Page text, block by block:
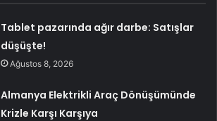
Tablet pazarında ağır darbe: Satışlar
düşüşte!
Ağustos 8, 2026
Almanya Elektrikli Araç Dönüşümünde
Krizle Karşı Karşıya